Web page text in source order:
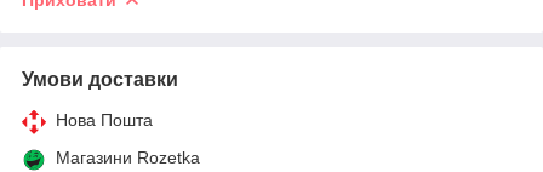
Умови доставки
Нова Пошта
Магазини Rozetka